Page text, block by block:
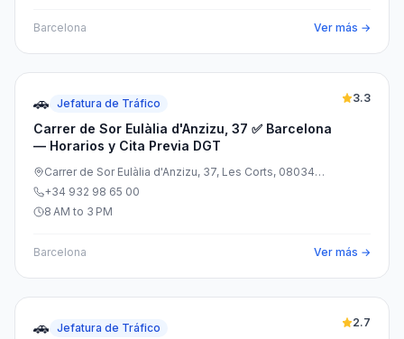
Barcelona Ver más →
🚗 Jefatura de Tráfico
Carrer de Sor Eulàlia d'Anzizu, 37 ✅ Barcelona
— Horarios y Cita Previa DGT
3.3
Carrer de Sor Eulàlia d'Anzizu, 37, Les Corts, 08034
Barcelona, España
+34 932 98 65 00
8 AM to 3 PM
Barcelona Ver más →
🚗 Jefatura de Tráfico 2.7